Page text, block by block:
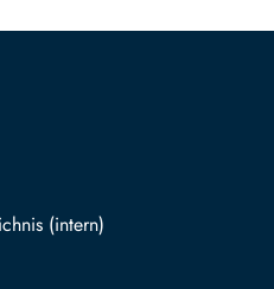
(intern)